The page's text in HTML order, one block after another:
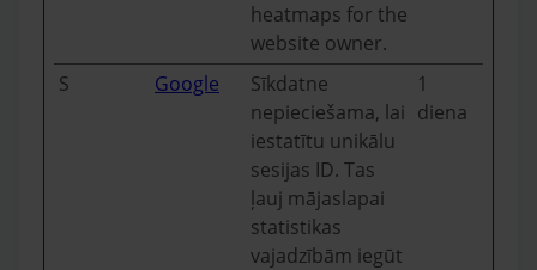
heatmaps for the
website owner.
S Google
Sīkdatne
nepieciešama, lai
iestatītu unikālu
sesijas ID. Tas
ļauj mājaslapai
statistikas
vajadzībām iegūt
1
diena